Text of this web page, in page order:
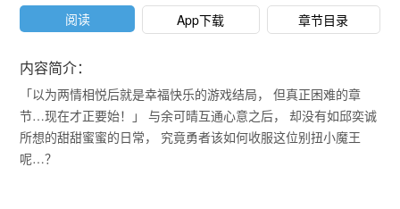
阅读 App下载 章节目录
内容简介：
「以为两情相悦后就是幸福快乐的游戏结局， 但真正困难的章
节…现在才正要始！」 与余可晴互通心意之后， 却没有如邱奕诚
所想的甜甜蜜蜜的日常， 究竟勇者该如何收服这位别扭小魔王
呢…？